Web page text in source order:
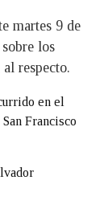
martes 9 de
los
respecto.
en el
Francisco